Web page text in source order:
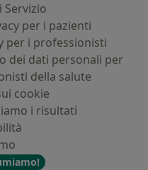
Servizio
per i pazienti
per i professionisti
dei dati personali per
della salute
cookie
i risultati